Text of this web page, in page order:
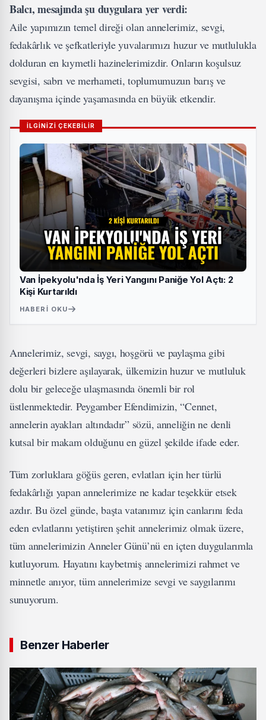
Balcı, mesajında şu duygulara yer verdi:
Aile yapımızın temel direği olan annelerimiz, sevgi,
fedakârlık ve şefkatleriyle yuvalarımızı huzur ve mutlulukla
dolduran en kıymetli hazinelerimizdir. Onların koşulsuz
sevgisi, sabrı ve merhameti, toplumumuzun barış ve
dayanışma içinde yaşamasında en büyük etkendir.
İLGİNİZİ ÇEKEBİLİR
Van İpekyolu'nda İş Yeri Yangını Paniğe Yol Açtı: 2
Kişi Kurtarıldı
HABERI OKU
Annelerimiz, sevgi, saygı, hoşgörü ve paylaşma gibi
değerleri bizlere aşılayarak, ülkemizin huzur ve mutluluk
dolu bir geleceğe ulaşmasında önemli bir rol
üstlenmektedir. Peygamber Efendimizin, “Cennet,
annelerin ayakları altındadır” sözü, anneliğin ne denli
kutsal bir makam olduğunu en güzel şekilde ifade eder.
Tüm zorluklara göğüs geren, evlatları için her türlü
fedakârlığı yapan annelerimize ne kadar teşekkür etsek
azdır. Bu özel günde, başta vatanımız için canlarını feda
eden evlatlarını yetiştiren şehit annelerimiz olmak üzere,
tüm annelerimizin Anneler Günü’nü en içten duygularımla
kutluyorum. Hayatını kaybetmiş annelerimizi rahmet ve
minnetle anıyor, tüm annelerimize sevgi ve saygılarımı
sunuyorum.
Benzer Haberler